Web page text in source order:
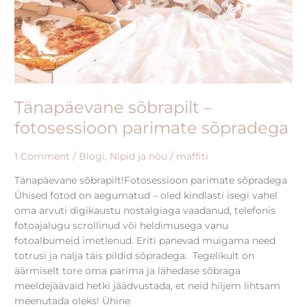
Tänapäevane sõbrapilt –
fotosessioon parimate sõpradega
1 Comment / Blogi, Nipid ja nõu / maffiti
Tänapäevane sõbrapilt!Fotosessioon parimate sõpradega
Ühised fotod on aegumatud – oled kindlasti isegi vahel
oma arvuti digikaustu nostalgiaga vaadanud, telefonis
fotoajalugu scrollinud või heldimusega vanu
fotoalbumeid imetlenud. Eriti panevad muigama need
totrusi ja nalja täis pildid sõpradega. Tegelikult on
äärmiselt tore oma parima ja lähedase sõbraga
meeldejäävaid hetki jäädvustada, et neid hiljem lihtsam
meenutada oleks! Ühine